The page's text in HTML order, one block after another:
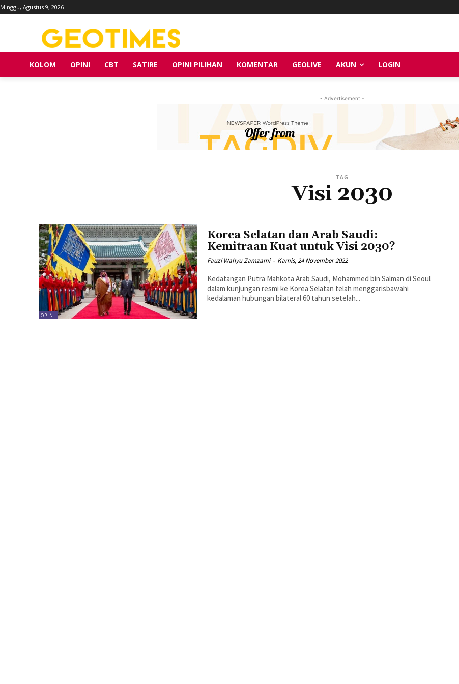
Minggu, Agustus 9, 2026
KOLOM OPINI CBT SATIRE OPINI PILIHAN KOMENTAR GEOLIVE AKUN LOGIN
- Advertisement -
TAG
Visi 2030
OPINI
Korea Selatan dan Arab Saudi:
Kemitraan Kuat untuk Visi 2030?
Fauzi Wahyu Zamzami - Kamis, 24 November 2022
Kedatangan Putra Mahkota Arab Saudi, Mohammed bin Salman di Seoul
dalam kunjungan resmi ke Korea Selatan telah menggarisbawahi
kedalaman hubungan bilateral 60 tahun setelah...